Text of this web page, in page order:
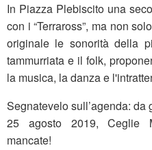
In Piazza Plebiscito una
con i “Terraross”, ma non
originale le sonorità della
tammurriata e il folk,
la musica, la danza e
Segnatevelo sull’agenda:
25 agosto 2019, Ceglie
mancate!